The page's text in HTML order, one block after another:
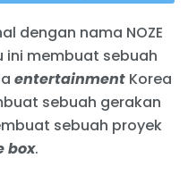
dengan nama NOZE
ini membuat sebuah
entertainment Korea
sebuah gerakan
sebuah proyek
box.